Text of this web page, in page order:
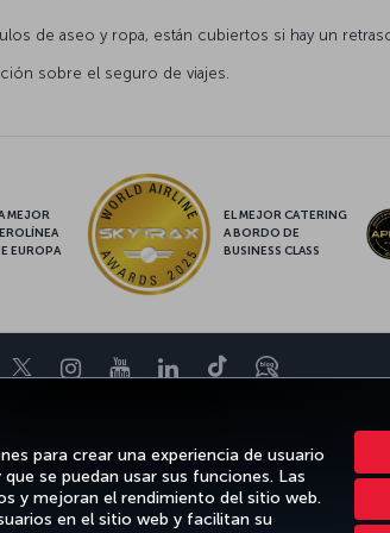
para crear una experiencia de usuario
se puedan usar sus funciones. Las
y mejoran el rendimiento del sitio web.
en el sitio web y facilitan su
de aseo y ropa, están cubiertos si hay un
sobre el seguro de viajes.
MEJOR
EUROPA
EL MEJOR CATERING
A BORDO DE
BUSINESS CLASS
TwitterInstagram
YouTubeLinkedIn
TikTokBlog
TURKISH AIRLINES HOLIDAYS